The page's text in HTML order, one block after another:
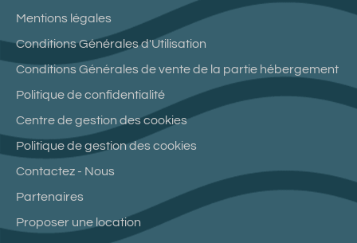
Mentions légales
Conditions Générales d'Utilisation
Conditions Générales de vente de la partie hébergement
Politique de confidentialité
Centre de gestion des cookies
Politique de gestion des cookies
Contactez - Nous
Partenaires
Proposer une location